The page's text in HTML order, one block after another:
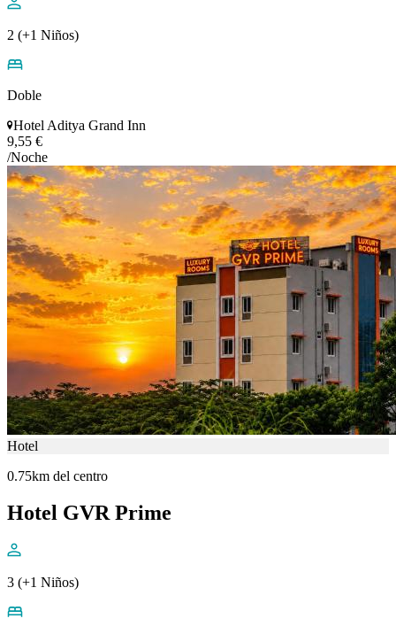
2 (+1 Niños)
Doble
Hotel Aditya Grand Inn
9,55 €
/Noche
Hotel
0.75km del centro
Hotel GVR Prime
3 (+1 Niños)